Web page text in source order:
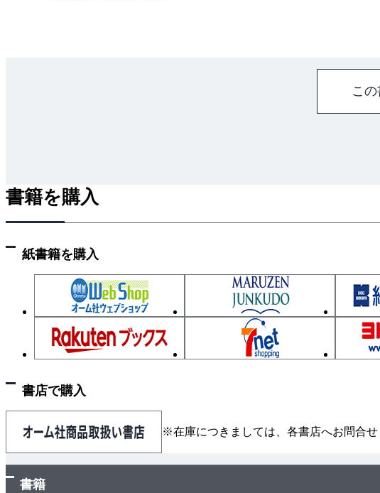
こ
書籍を購入
紙書籍を購入
書店で購入
※在庫につきましては、各書店へお問合せ
書籍